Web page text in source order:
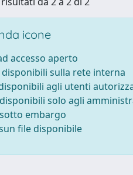
icone
accesso aperto
sulla rete interna
agli utenti
solo agli
embargo
file disponibile